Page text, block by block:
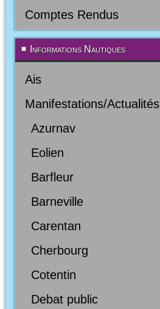
Comptes Rendus
Informations Nautiques
Ais
Manifestations/Actualités
Azurnav
Eolien
Barfleur
Barneville
Carentan
Cherbourg
Cotentin
Debat public